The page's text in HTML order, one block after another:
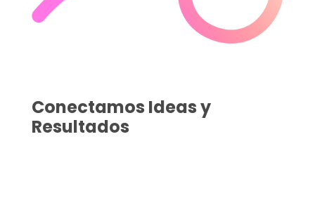
Conectamos Ideas y
Resultados